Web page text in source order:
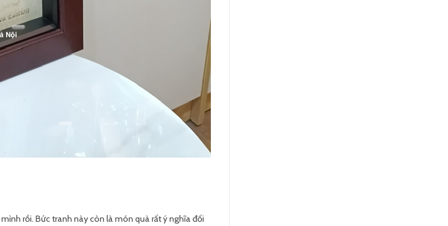
rồi. Bức tranh này còn là món quà rất ý nghĩa đối